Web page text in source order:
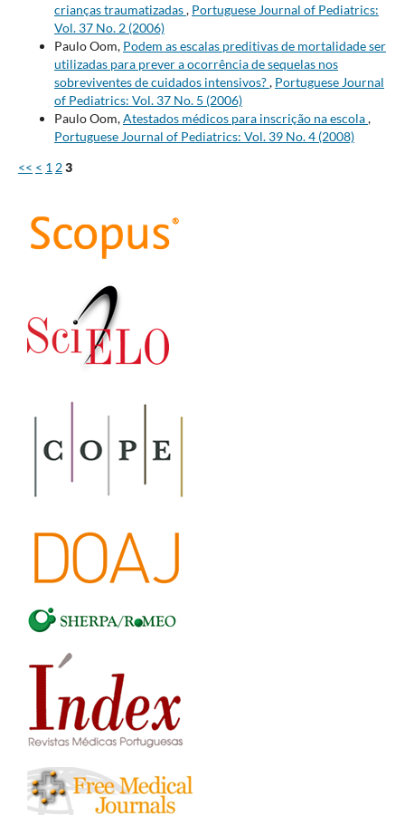
crianças traumatizadas, Portuguese Journal of Pediatrics:
Vol. 37 No. 2 (2006)
Paulo Oom, Podem as escalas preditivas de mortalidade ser
utilizadas para prever a ocorrência de sequelas nos
sobreviventes de cuidados intensivos?, Portuguese Journal
of Pediatrics: Vol. 37 No. 5 (2006)
Paulo Oom,Atestados médicos para inscrição na escola,
Portuguese Journal of Pediatrics: Vol. 39 No. 4 (2008)
<< < 1 23